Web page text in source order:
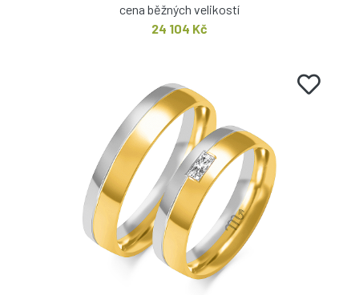
cena běžných velikostí
24 104 Kč